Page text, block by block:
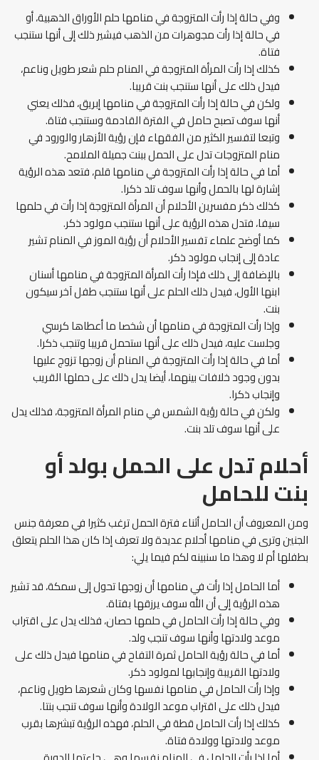
وفي حالة إذا رأت المتزوجة في منامها حلم الأوراق الذهبية، أو
في حالة إذا رأت مجوهرات من الذهب فيشير ذلك إلى أنها ستنجب
فتاة.
كذلك إذا رأت المرأة المتزوجة في المنام حلم شعر طويل وناعم،
فيدل ذلك على أنها ستنجب بنت قريبا.
ولكن في حالة إذا رأت المتزوجة في منامها إبريق، فذلك يعني
أنها سوف تصبح حامل في الفترة القادمة وستنجب فتاة.
وتبعا لتفسير الكثير من الفقهاء فإن رؤية الأزهار والورود في
منام المتزوجات تدل على الحمل ببنت جميلة الملامح.
أما في حالة إذا رأت المتزوجة في منامها قلم، فتعد هذه الرؤية
إشارة لها بالحمل وأنها سوف تلد ذكرا.
كذلك ذكر مفسرين الأحلام أن المرأة المتزوجة إذا رأت في حلمها
سيفا، فتدل هذه الرؤية على أنها ستنجب مولود ذكر.
كما أوضح علماء تفسير الأحلام أن رؤية الموز في المنام تشير
عادة إلى إنجاب مولود ذكر.
بالإضافة إلى ذلك فإذا رأت المرأة المتزوجة في منامها أسنان
ابنها الأول، فيدل ذلك الحلم على أنها ستنجب طفل آخر سيكون
بنت.
وإذا رأت المتزوجة في منامها أن شخصا ما أعطاها كرسي
وجلست عليه، فيدل ذلك على أنها ستحمل قريبا وتنجب ذكرا.
أما في حالة إذا رأت المتزوجة في المنام أن زوجها تزوج عليها
بدون وجود خلافات بينهما، أيضا يدل ذلك على حملها القريب
وإنجاب ذكرا.
ولكن في حالة رؤية الشمس في منام المرأة المتزوجة، فذلك يدل
على أنها سوف تلد بنت.
أحلام تدل على الحمل بولد أو
بنت للحامل
ومن المعروف أن الحامل أثناء فترة الحمل ترغب كثيرا في معرفة جنس
الجنين وترى في منامها أحلام عديدة ولا تعرف إذا كان هذا الحلم يتعلق
بطفلها أم لا وهذا ما سنبينه لكم فيما يلي:
أما الحامل إذا رأت في منامها أن زوجها تحول إلى سمكة، قد تشير
هذه الرؤية إلى أن الله سوف يرزقها بفتاة.
وفي حالة إذا رأت الحامل في حلمها حصان، فذلك يدل على اقتراب
موعد ولادتها وأنها سوف تنجب ولد.
أما في حالة رؤية الحامل ثمرة التفاح في منامها فيدل ذلك على
ولادتها القريبة وإنجابها لمولود ذكر.
وإذا رأت الحامل في منامها نفسها وكان شعرها طويل وناعم،
فيدل ذلك على اقتراب موعد الولادة وأنها سوف تنجب بنتا.
كذلك إذا رأت الحامل قطة في الحلم، فهذه الرؤية تبشرها بقرب
موعد ولادتها وولادة فتاة.